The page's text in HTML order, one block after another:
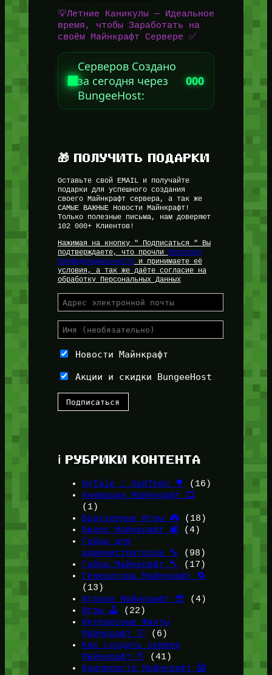
💡Летние Каникулы — Идеальное
время, чтобы Заработать на
своём Майнкрафт Сервере ✅
Серверов Создано
за сегодня через
BungeeHost:
000
🎁 ПОЛУЧИТЬ ПОДАРКИ
Оставьте свой EMAIL и получайте
подарки для успешного создания
своего Майнкрафт сервера, а так же
САМЫЕ ВАЖНЫЕ Новости Майнкрафт!
Только полезные письма, нам доверяют
102 000+ Клиентов!
Нажимая на кнопку " Подписаться " Вы
подтверждаете, что прочли
Политику
Конфиденциальностии принимаете её
условия, а так же даёте согласие на
обработку Персональных Данных
Новости Майнкрафт
Акции и скидки BungeeHost
ℹ️ РУБРИКИ КОНТЕНТА
HyTale / ХайТейл 🌳
(16)
Анимации Майнкрафт 🎞️
(1)
Браузерные Игры 🎮(18)
Видео Майнкрафт 📽️ (4)
Гайды для
администраторов 🔧
(98)
Гайды Майнкрафт 🔨
(17)
Генераторы Майнкрафт 🔁
(13)
Игроки Майнкрафт 😎 (4)
Игры 🕹️ (22)
Интересные Факты
Майнкрафт 💡(6)
Как создать сервер
Майнкрафт ⛏️ (41)
Крипипаста Майнкрафт 😱